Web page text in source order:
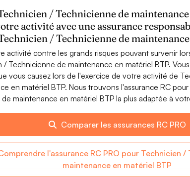
/ Technicienne de
activité avec une assurance
/ Technicienne de
activité contre les grands risques pouvant survenir
/ Technicienne de maintenance en matériel BTP.
vous causez lors de l'exercice de votre activité de
en matériel BTP. Nous trouvons l'assurance RC
maintenance en matériel BTP la plus adaptée à
Comparer les assurances RC PRO
l'assurance RC PRO pour Technicien /
maintenance en matériel BTP